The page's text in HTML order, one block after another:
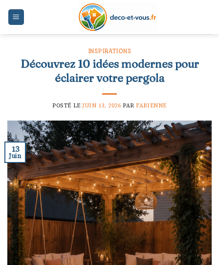
INSPIRATIONS
Découvrez 10 idées modernes pour
éclairer votre pergola
POSTÉ LEJUIN 13, 2026 PARFABIENNE
13
Juin